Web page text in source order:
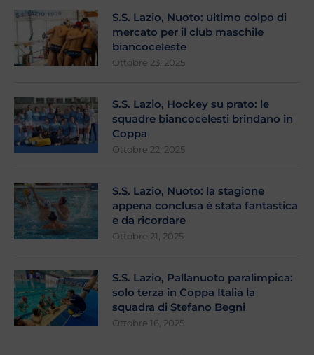
S.S. Lazio, Nuoto: ultimo colpo di
mercato per il club maschile
biancoceleste
Ottobre 23, 2025
S.S. Lazio, Hockey su prato: le
squadre biancocelesti brindano in
Coppa
Ottobre 22, 2025
S.S. Lazio, Nuoto: la stagione
appena conclusa é stata fantastica
e da ricordare
Ottobre 21, 2025
S.S. Lazio, Pallanuoto paralimpica:
solo terza in Coppa Italia la
squadra di Stefano Begni
Ottobre 16, 2025